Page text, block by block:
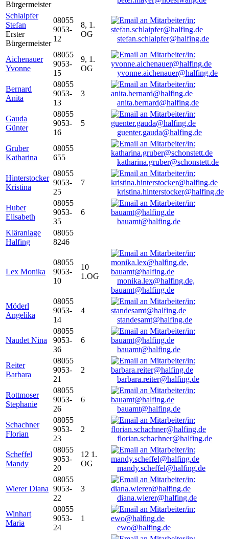
Bürgermeister
Schlaipfer
Stefan
Erster
Bürgermeister
08055
9053-
12
8, 1.
OG
stefan.schlaipfer@halfing.de
Aichenauer
Yvonne
08055
9053-
15
9, 1.
OG
yvonne.aichenauer@halfing.de
Bernard
Anita
08055
9053-
13
3
anita.bernard@halfing.de
Gauda
Günter
08055
9053-
16
5
guenter.gauda@halfing.de
Gruber
Katharina
08055
655
katharina.gruber@schonstett.de
Hinterstocker
Kristina
08055
9053-
25
7
kristina.hinterstocker@halfing.de
Huber
Elisabeth
08055
9053-
35
6
bauamt@halfing.de
Kläranlage
Halfing
08055
8246
Lex Monika
08055
9053-
10
10
1.OG
monika.lex@halfing.de,
bauamt@halfing.de
Möderl
Angelika
08055
9053-
14
4
standesamt@halfing.de
Naudet Nina
08055
9053-
36
6
bauamt@halfing.de
Reiter
Barbara
08055
9053-
21
2
barbara.reiter@halfing.de
Rottmoser
Stephanie
08055
9053-
26
6
bauamt@halfing.de
Schachner
Florian
08055
9053-
23
2
florian.schachner@halfing.de
Scheffel
Mandy
08055
9053-
20
12 1.
OG
mandy.scheffel@halfing.de
Wierer Diana
08055
9053-
22
3
diana.wierer@halfing.de
Winhart
Maria
08055
9053-
24
1
ewo@halfing.de